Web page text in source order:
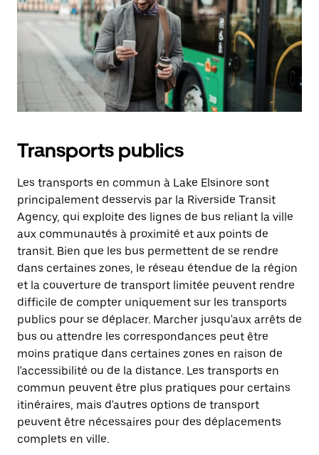
Transports publics
Les transports en commun à Lake Elsinore sont
principalement desservis par la Riverside Transit
Agency, qui exploite des lignes de bus reliant la ville
aux communautés à proximité et aux points de
transit. Bien que les bus permettent de se rendre
dans certaines zones, le réseau étendue de la région
et la couverture de transport limitée peuvent rendre
difficile de compter uniquement sur les transports
publics pour se déplacer. Marcher jusqu'aux arrêts de
bus ou attendre les correspondances peut être
moins pratique dans certaines zones en raison de
l'accessibilité ou de la distance. Les transports en
commun peuvent être plus pratiques pour certains
itinéraires, mais d'autres options de transport
peuvent être nécessaires pour des déplacements
complets en ville.